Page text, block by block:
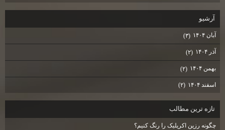
آرشيو
آبان ۱۴۰۴ (۳)
آذر ۱۴۰۴ (۲)
بهمن ۱۴۰۴ (۲)
اسفند ۱۴۰۴ (۲)
تازه ترين مطالب
چگونه رزین اکریلیک را رنگ کنیم؟